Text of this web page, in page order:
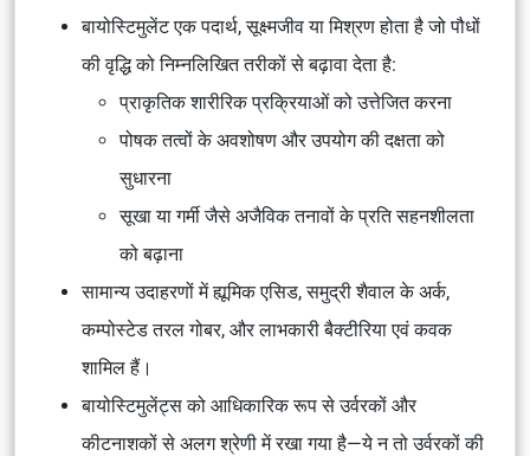
बायोस्टिमुलेंट एक पदार्थ, सूक्ष्मजीव या मिश्रण होता है जो पौधों
की वृद्धि को निम्नलिखित तरीकों से बढ़ावा देता है:
प्राकृतिक शारीरिक प्रक्रियाओं को उत्तेजित करना
पोषक तत्वों के अवशोषण और उपयोग की दक्षता को
सुधारना
सूखा या गर्मी जैसे अजैविक तनावों के प्रति सहनशीलता
को बढ़ाना
सामान्य उदाहरणों में ह्यूमिक एसिड, समुद्री शैवाल के अर्क,
कम्पोस्टेड तरल गोबर, और लाभकारी बैक्टीरिया एवं कवक
शामिल हैं।
बायोस्टिमुलेंट्स को आधिकारिक रूप से उर्वरकों और
कीटनाशकों से अलग श्रेणी में रखा गया है—ये न तो उर्वरकों की